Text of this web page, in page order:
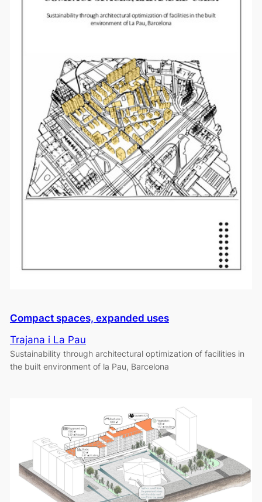
Compact spaces, expanded uses
Trajana i La Pau
Sustainability through architectural optimization of facilities in
the built environment of la Pau, Barcelona